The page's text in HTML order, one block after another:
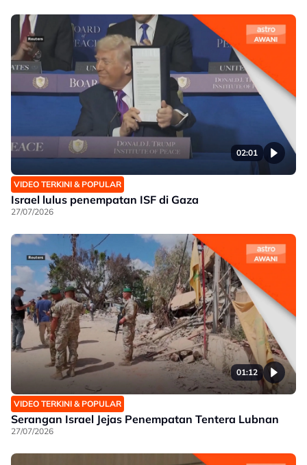
02:01
VIDEO TERKINI & POPULAR
Israel lulus penempatan ISF di Gaza
27/07/2026
01:12
VIDEO TERKINI & POPULAR
Serangan Israel Jejas Penempatan Tentera Lubnan
27/07/2026